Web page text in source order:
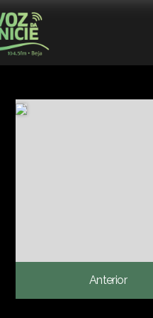
Anterior